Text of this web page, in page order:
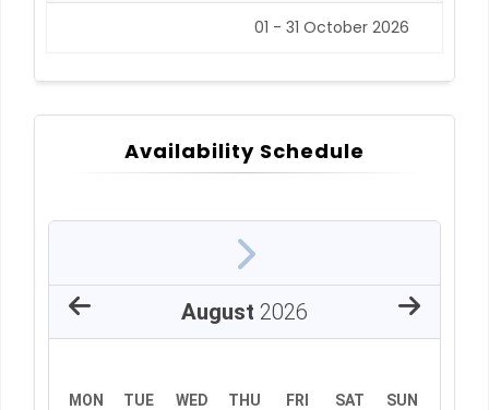
01 - 31 October 2026
Availability Schedule
August 2026
MON TUE WED THU FRI SAT SUN